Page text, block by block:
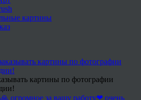
картины
картины по фотографии